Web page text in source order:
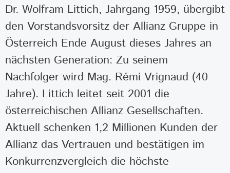
Dr. Wolfram Littich, Jahrgang 1959, übergibt
den Vorstandsvorsitz der Allianz Gruppe in
Österreich Ende August dieses Jahres an
nächsten Generation: Zu seinem
Nachfolger wird Mag. Rémi Vrignaud (40
Jahre). Littich leitet seit 2001 die
österreichischen Allianz Gesellschaften.
Aktuell schenken 1,2 Millionen Kunden der
Allianz das Vertrauen und bestätigen im
Konkurrenzvergleich die höchste